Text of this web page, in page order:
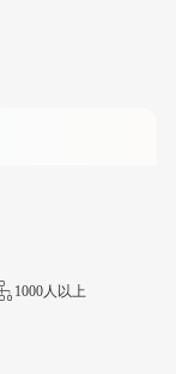
1000人以上